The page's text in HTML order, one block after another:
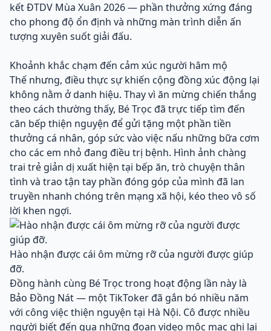
kết ĐTDV Mùa Xuân 2026 — phần thưởng xứng đáng
cho phong độ ổn định và những màn trình diễn ấn
tượng xuyên suốt giải đấu.
Khoảnh khắc chạm đến cảm xúc người hâm mộ
Thế nhưng, điều thực sự khiến cộng đồng xúc động lại
không nằm ở danh hiệu. Thay vì ăn mừng chiến thắng
theo cách thường thấy, Bé Trọc đã trực tiếp tìm đến
căn bếp thiện nguyện để gửi tặng một phần tiền
thưởng cá nhân, góp sức vào việc nấu những bữa cơm
cho các em nhỏ đang điều trị bệnh. Hình ảnh chàng
trai trẻ giản dị xuất hiện tại bếp ăn, trò chuyện thân
tình và trao tận tay phần đóng góp của mình đã lan
truyền nhanh chóng trên mạng xã hội, kéo theo vô số
lời khen ngợi.
Hào nhận được cái ôm mừng rỡ của người được giúp
đỡ.
Đồng hành cùng Bé Trọc trong hoạt động lần này là
Bảo Đồng Nát — một TikToker đã gắn bó nhiều năm
với công việc thiện nguyện tại Hà Nội. Cô được nhiều
người biết đến qua những đoạn video mộc mạc ghi lại